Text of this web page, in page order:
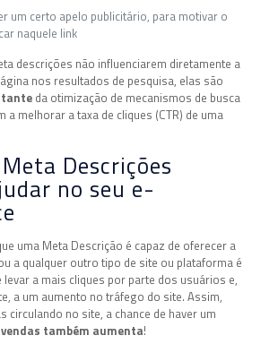
um certo apelo publicitário, para motivar o
naquele link
descrições não influenciarem diretamente a
nos resultados de pesquisa, elas são
da otimização de mecanismos de busca
a melhorar a taxa de cliques (CTR) de uma
Descrições
no seu e-
uma Meta Descrição é capaz de oferecer a
a qualquer outro tipo de site ou plataforma é
levar a mais cliques por parte dos usuários e,
a um aumento no tráfego do site. Assim,
circulando no site, a chance de haver um
vendas também aumenta!